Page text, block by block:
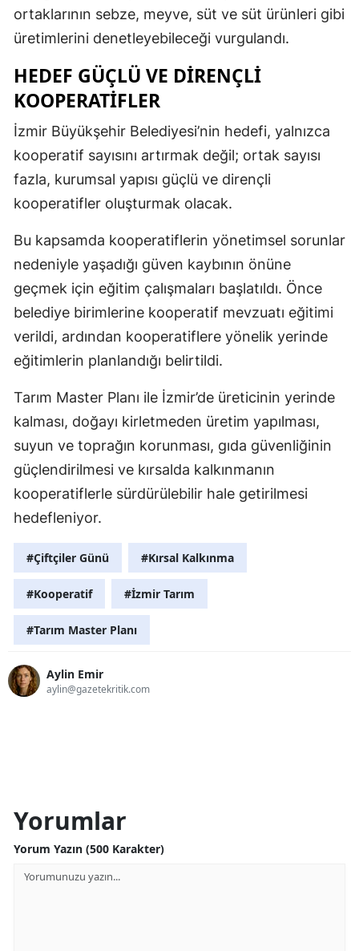
ortaklarının sebze, meyve, süt ve süt ürünleri gibi
üretimlerini denetleyebileceği vurgulandı.
HEDEF GÜÇLÜ VE DIRENÇLI
KOOPERATIFLER
İzmir Büyükşehir Belediyesi’nin hedefi, yalnızca
kooperatif sayısını artırmak değil; ortak sayısı
fazla, kurumsal yapısı güçlü ve dirençli
kooperatifler oluşturmak olacak.
Bu kapsamda kooperatiflerin yönetimsel sorunlar
nedeniyle yaşadığı güven kaybının önüne
geçmek için eğitim çalışmaları başlatıldı. Önce
belediye birimlerine kooperatif mevzuatı eğitimi
verildi, ardından kooperatiflere yönelik yerinde
eğitimlerin planlandığı belirtildi.
Tarım Master Planı ile İzmir’de üreticinin yerinde
kalması, doğayı kirletmeden üretim yapılması,
suyun ve toprağın korunması, gıda güvenliğinin
güçlendirilmesi ve kırsalda kalkınmanın
kooperatiflerle sürdürülebilir hale getirilmesi
hedefleniyor.
#Çiftçiler Günü #Kırsal Kalkınma
#Kooperatif #İzmir Tarım
#Tarım Master Planı
Aylin Emir
aylin@gazetekritik.com
Yorumlar
Yorum Yazın (500 Karakter)